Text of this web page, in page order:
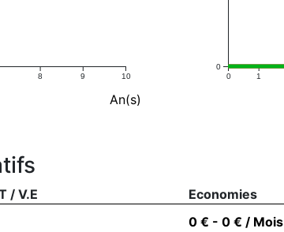
8 9 10
An(s)
0 1
0
/ V.E Economies
0 € - 0 € / Mois